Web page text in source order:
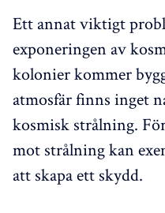
Ett annat viktigt
exponeringen av
kolonier kommer
atmosfär finns inget
kosmisk strålning.
mot strålning kan
att skapa ett skydd.